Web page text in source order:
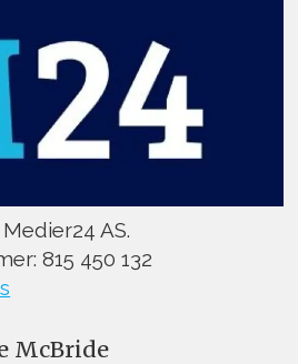
AS.
815 450 132
McBride